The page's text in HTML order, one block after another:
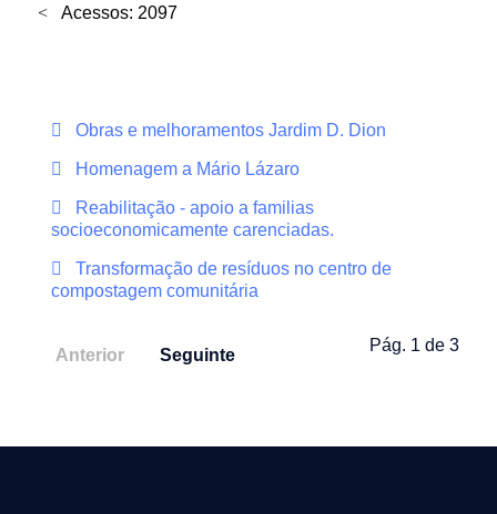
Acessos: 2097
Obras e melhoramentos Jardim D. Dion
Homenagem a Mário Lázaro
Reabilitação - apoio a familias
socioeconomicamente carenciadas.
Transformação de resíduos no centro de
compostagem comunitária
Pág. 1 de 3
Anterior Seguinte